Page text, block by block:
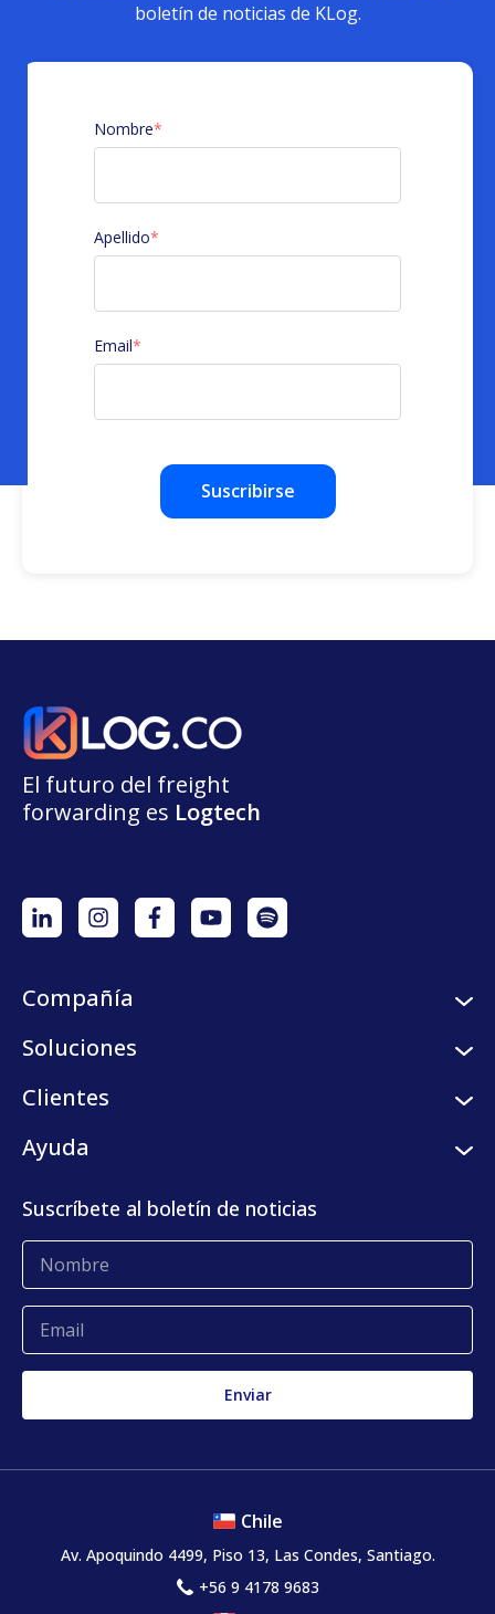
boletín de noticias de KLog.
Nombre*
Apellido*
Email*
El futuro del freight
forwarding es Logtech
Compañía
Sobre nosotros
Centro de prensa
Soluciones
Servicios logísticos
KLog Fulfillment
Clientes
Clientes
Ayuda
Glosario
Quejas y reclamos
Suscríbete al boletín de noticias
Chile
Av. Apoquindo 4499, Piso 13, Las Condes, Santiago.
+56 9 4178 9683